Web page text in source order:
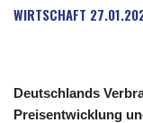
WIRTSCHAFT
Deutschlands
Preisentwicklung